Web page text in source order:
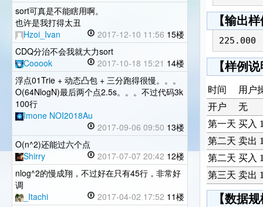
sort可真是不能瞎用啊。
也许是我打得太丑
Hzoi_Ivan
2017-12-10 11:56 15楼
CDQ分治不会我就大力sort
Cooook
2017-10-18 15:21 14楼
浮点01Trie + 动态凸包 + 三分跑得很慢。。。
O(64NlogN)最后两个点2.5s。。。不过代码3k
100行
Imone NOI2018Au
2017-09-06 09:50 13楼
O(n^2)还能过六个点
Shirry
2017-07-07 20:42 12楼
nlog^2的慢成翔，不过好在只有45行，非常好
调
_Itachi
2017-04-02 17:52 11楼
【输出
【样例
时间
用户
开户
无
第一天 买入
第二天 卖出
第二天 买入
第三天 卖出
【数据